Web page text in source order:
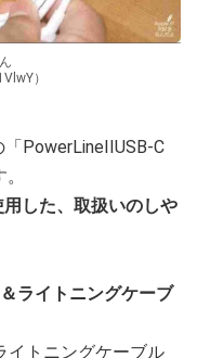
）
PowerLineIIUSB-C
した、取扱いのしや
ライトニングケーブ
イトニングケーブル